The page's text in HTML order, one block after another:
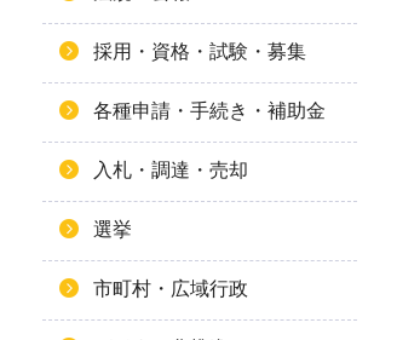
採用・資格・試験・募集
各種申請・手続き・補助金
入札・調達・売却
選挙
市町村・広域行政